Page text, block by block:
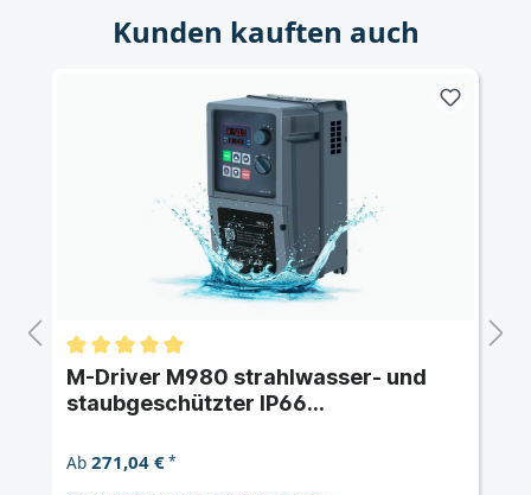
Kunden kauften auch
M-Driver M980 strahlwasser- und
staubgeschützter IP66
AC dreiphasig
Ab 271,04 €*